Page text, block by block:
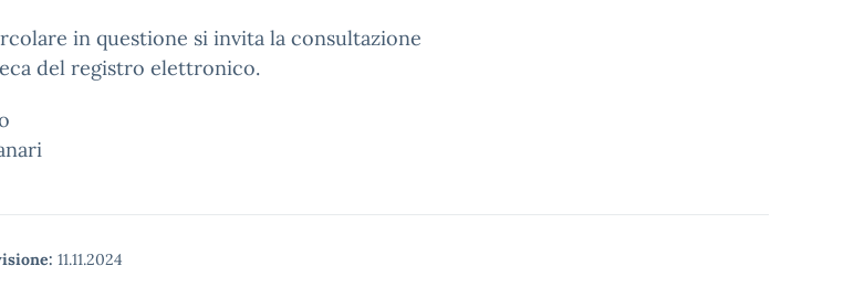
in questione si invita la consultazione
del registro elettronico.
11.11.2024